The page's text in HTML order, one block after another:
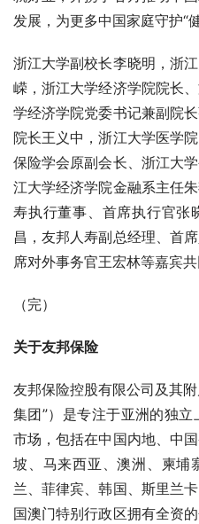
发展，为更多中国家庭守护“
浙江大学副校长李晓明，浙
嵘，浙江大学经济学院院长
学经济学院党委书记兼副院
院长王义中，浙江大学医学
保险学会原副会长、浙江大
江大学经济学院金融系主任
寿执行董事、首席执行官张
昌，友邦人寿副总经理、首
席对外事务官王宏林等嘉宾共
（完）
关于友邦保险
友邦保险控股有限公司及其
集团”）是专注于亚洲的独
市场，包括在中国内地、中
坡、马来西亚、澳洲、柬埔
兰、菲律宾、韩国、斯里兰
国澳门特别行政区拥有全资